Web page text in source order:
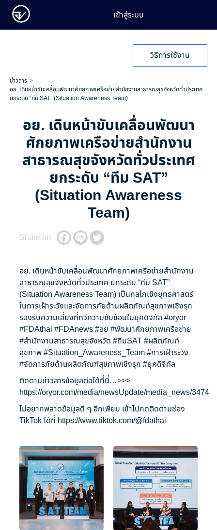
เข้าสู่ระบบ
วิธีการใช้งาน
ข่าวสาร
อย. เดินหน้าขับเคลื่อนพัฒนาศักยภาพเครือข่ายสำนักงานสาธารณสุขจังหวัดทั่วประเทศ
ยกระดับ “ทีม SAT” (Situation Awareness Team)
อย. เดินหน้าขับเคลื่อนพัฒนา
ศักยภาพเครือข่ายสำนักงาน
สาธารณสุขจังหวัดทั่วประเทศ
ยกระดับ “ทีม SAT”
(Situation Awareness
Team)
Share on
อย. เดินหน้าขับเคลื่อนพัฒนาศักยภาพเครือข่ายสำนักงาน
สาธารณสุขจังหวัดทั่วประเทศ ยกระดับ “ทีม SAT”
(Situation Awareness Team) เป็นกลไกเชิงยุทธศาสตร์
ในการเฝ้าระวังและจัดการภัยด้านผลิตภัณฑ์สุขภาพเชิงรุก
รองรับความเสี่ยงที่ทวีความซับซ้อนในยุคดิจิทัล #oryor
#FDAthai #FDAnews#อย #พัฒนาศักยภาพเครือข่าย
#สำนักงานสาธารณสุขจังหวัด #ทีมSAT#ผลิตภัณฑ์
สุขภาพ#Situation_Awareness_Team#การเฝ้าระวัง
#จัดการภัยด้านผลิตภัณฑ์สุขภาพเชิงรุก #ยุคดิจิทัล
ติดตามข่าวสารข้อมูลต่อได้ที่นี่…>>>
https://oryor.com/media/newsUpdate/media_news/3474
ไม่อยากพลาดข้อมูลดี ๆ อีกเพียบ เข้าไปกดติดตามช่อง
TikTok ได้ที่ https://www.tiktok.com/@fdathai